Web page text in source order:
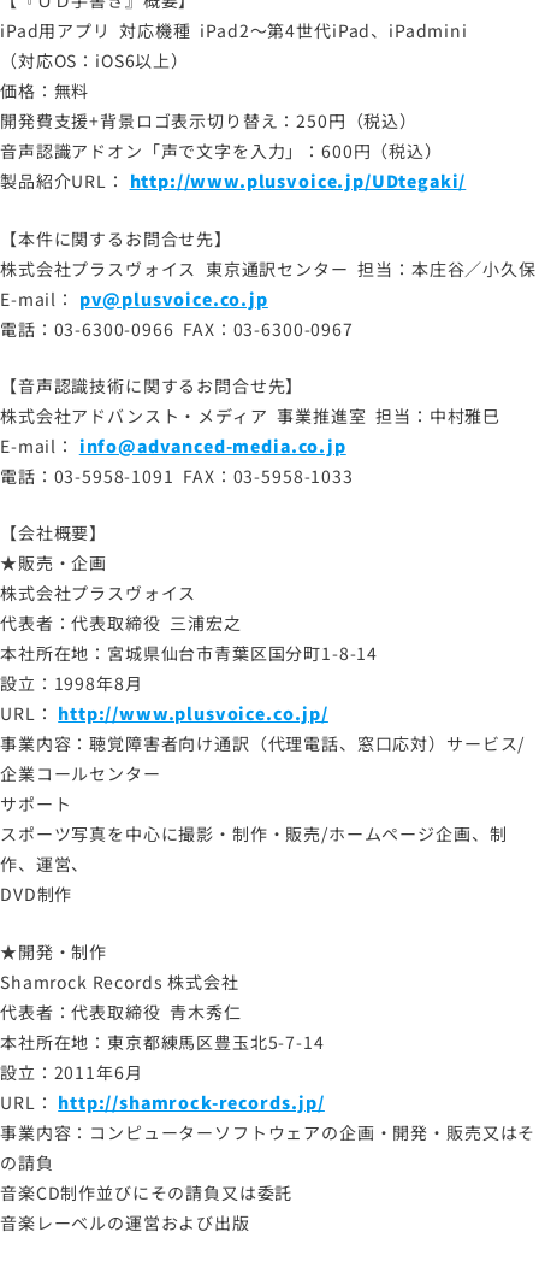
iPad用アプリ 対応機種 iPad2～第4世代iPad、iPadmini
（対応OS：iOS6以上）
価格：無料
開発費支援+背景ロゴ表示切り替え：250円（税込）
音声認識アドオン「声で文字を入力」：600円（税込）
製品紹介URL： http://www.plusvoice.jp/UDtegaki/
【本件に関するお問合せ先】
株式会社プラスヴォイス 東京通訳センター 担当：本庄谷／小久保
E-mail： pv@plusvoice.co.jp
電話：03-6300-0966 FAX：03-6300-0967
【音声認識技術に関するお問合せ先】
株式会社アドバンスト・メディア 事業推進室 担当：中村雅巳
E-mail： info@advanced-media.co.jp
電話：03-5958-1091 FAX：03-5958-1033
【会社概要】
★販売・企画
株式会社プラスヴォイス
代表者：代表取締役 三浦宏之
本社所在地：宮城県仙台市青葉区国分町1-8-14
設立：1998年8月
URL： http://www.plusvoice.co.jp/
事業内容：聴覚障害者向け通訳（代理電話、窓口応対）サービス/
企業コールセンター
サポート
スポーツ写真を中心に撮影・制作・販売/ホームページ企画、制
作、運営、
DVD制作
★開発・制作
Shamrock Records 株式会社
代表者：代表取締役 青木秀仁
本社所在地：東京都練馬区豊玉北5-7-14
設立：2011年6月
URL： http://shamrock-records.jp/
事業内容：コンピューターソフトウェアの企画・開発・販売又はそ
の請負
音楽CD制作並びにその請負又は委託
音楽レーベルの運営および出版